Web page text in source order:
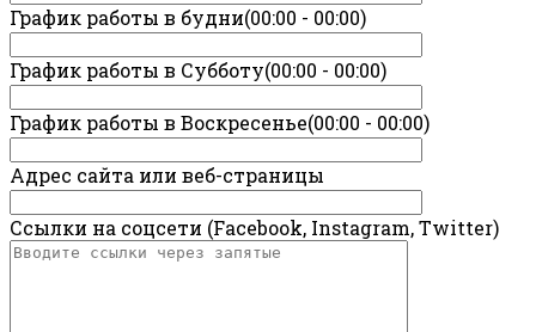
График работы в будни(00:00 - 00:00)
График работы в Субботу(00:00 - 00:00)
График работы в Воскресенье(00:00 - 00:00)
Адрес сайта или веб-страницы
Ссылки на соцсети (Facebook, Instagram, Twitter)